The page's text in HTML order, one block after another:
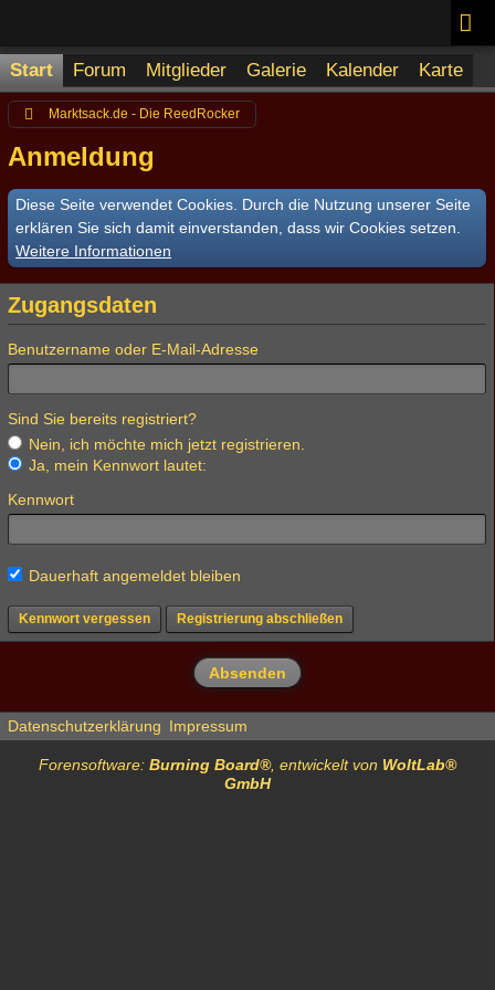
Start Forum Mitglieder Galerie Kalender Karte
Marktsack.de - Die ReedRocker
Anmeldung
Diese Seite verwendet Cookies. Durch die Nutzung unserer Seite
erklären Sie sich damit einverstanden, dass wir Cookies setzen.
Weitere Informationen
Zugangsdaten
Benutzername oder E-Mail-Adresse
Sind Sie bereits registriert?
Nein, ich möchte mich jetzt registrieren.
Ja, mein Kennwort lautet:
Kennwort
Dauerhaft angemeldet bleiben
Kennwort vergessen Registrierung abschließen
Datenschutzerklärung Impressum
Forensoftware: Burning Board®, entwickelt von WoltLab®
GmbH